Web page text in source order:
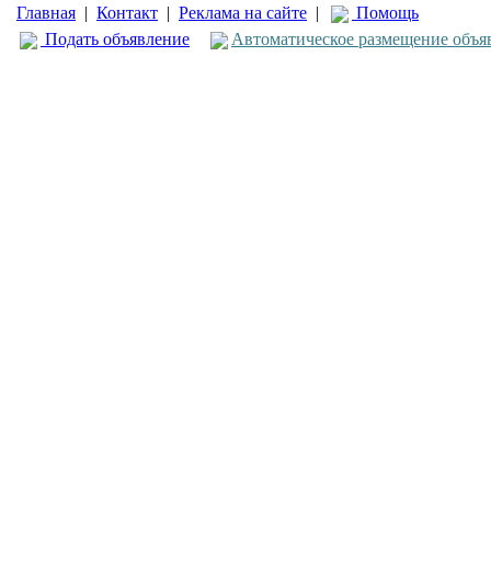
Главная | Контакт | Реклама на сайте |
Помощь
Подать объявление
Автоматическое размещение